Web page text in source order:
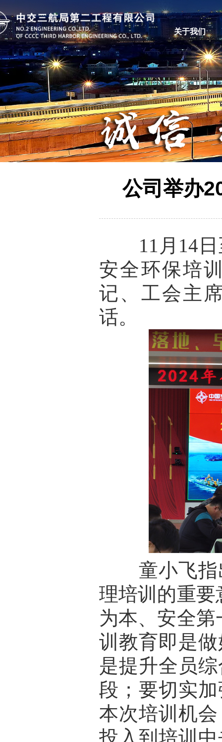
关于我们
公司举办
11月14日
安全环保培
记、工会主
话。
童小飞指
理培训的重要
为本、安全
训教育即是
是提升全员
段；要切实
本次培训机
投入到培训